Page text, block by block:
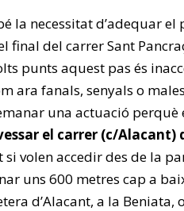
la necessitat d’adequar
final del carrer Sant
punts aquest pas és
ara fanals, senyals o
una actuació perquè
el carrer (c/Alacant)
volen accedir des de la
uns 600 metres cap a
d’Alacant, a la Beniata,